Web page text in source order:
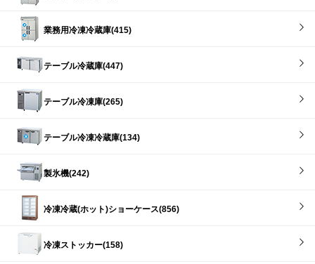
業務用冷凍冷蔵庫(415)
テーブル冷蔵庫(447)
テーブル冷凍庫(265)
テーブル冷凍冷蔵庫(134)
製氷機(242)
冷凍冷蔵(ホット)ショーケース(856)
冷凍ストッカー(158)